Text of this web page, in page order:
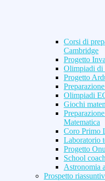
Corsi di
Cambridge
Progetto
Olimpiadi di
Progetto
Olimpiadi
Giochi
Matematica
Coro Primo
Laboratorio
Progetto Onu
School
Astronomia
Prospetto